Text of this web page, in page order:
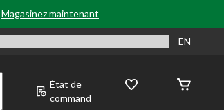
Magasinez maintenant
EN
État de
command